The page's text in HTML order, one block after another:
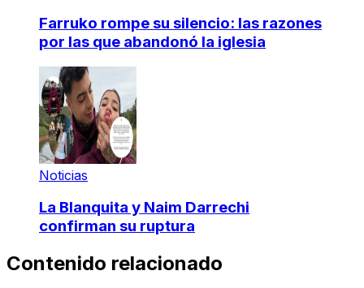
Farruko rompe su silencio: las razones
por las que abandonó la iglesia
Noticias
La Blanquita y Naim Darrechi
confirman su ruptura
Contenido relacionado